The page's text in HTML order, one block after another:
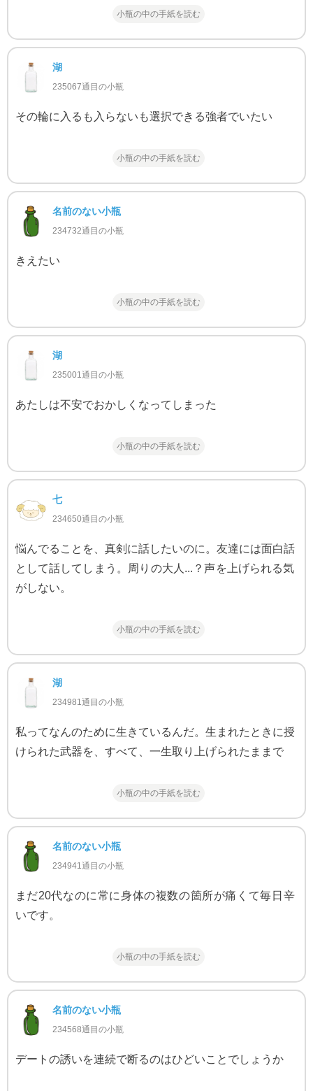
小瓶の中の手紙を読む
湖
235067通目の小瓶
その輪に入るも入らないも選択できる強者でいたい
小瓶の中の手紙を読む
名前のない小瓶
234732通目の小瓶
きえたい
小瓶の中の手紙を読む
湖
235001通目の小瓶
あたしは不安でおかしくなってしまった
小瓶の中の手紙を読む
七
234650通目の小瓶
悩んでることを、真剣に話したいのに。友達には面白話
として話してしまう。周りの大人...？声を上げられる気
がしない。
小瓶の中の手紙を読む
湖
234981通目の小瓶
私ってなんのために生きているんだ。生まれたときに授
けられた武器を、すべて、一生取り上げられたままで
小瓶の中の手紙を読む
名前のない小瓶
234941通目の小瓶
まだ20代なのに常に身体の複数の箇所が痛くて毎日辛
いです。
小瓶の中の手紙を読む
名前のない小瓶
234568通目の小瓶
デートの誘いを連続で断るのはひどいことでしょうか